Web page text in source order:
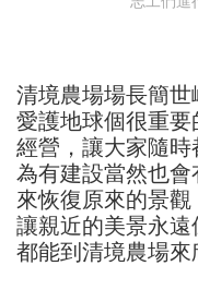
清境農場場長簡
愛護地球個很重
經營，讓大家隨
為有建設當然也
來恢復原來的景觀
讓親近的美景永
都能到清境農場來